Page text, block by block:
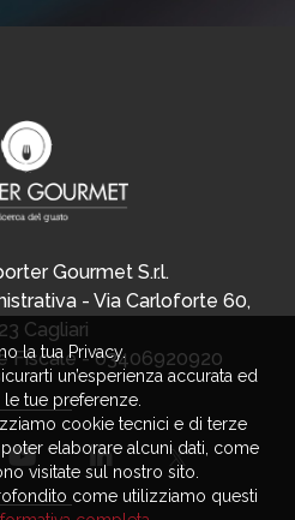
Gourmet S.r.l.
- Via Carloforte 60,
Cagliari
Fiscale - 03406920920
la tua Privacy.
un’esperienza accurata ed
tue preferenze.
cookie tecnici e di terze
elaborare alcuni dati, come
visitate sul nostro sito.
come utilizziamo questi